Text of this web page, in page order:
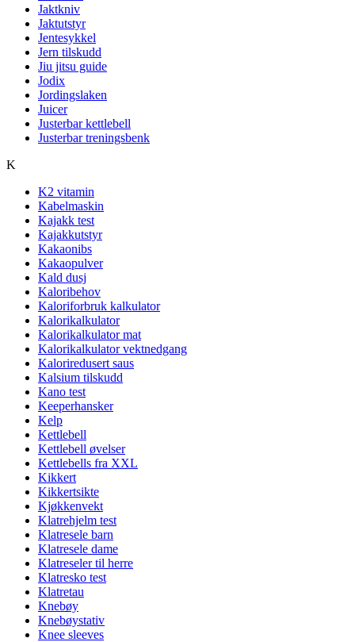
Jaktkniv
Jaktutstyr
Jentesykkel
Jern tilskudd
Jiu jitsu guide
Jodix
Jordingslaken
Juicer
Justerbar kettlebell
Justerbar treningsbenk
K
K2 vitamin
Kabelmaskin
Kajakk test
Kajakkutstyr
Kakaonibs
Kakaopulver
Kald dusj
Kaloribehov
Kaloriforbruk kalkulator
Kalorikalkulator
Kalorikalkulator mat
Kalorikalkulator vektnedgang
Kaloriredusert saus
Kalsium tilskudd
Kano test
Keeperhansker
Kelp
Kettlebell
Kettlebell øvelser
Kettlebells fra XXL
Kikkert
Kikkertsikte
Kjøkkenvekt
Klatrehjelm test
Klatresele barn
Klatresele dame
Klatreseler til herre
Klatresko test
Klatretau
Knebøy
Knebøystativ
Knee sleeves